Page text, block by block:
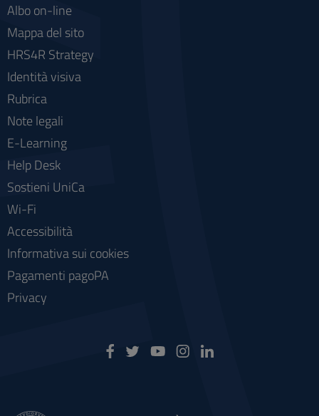
Albo on-line
Mappa del sito
HRS4R Strategy
Identità visiva
Rubrica
Note legali
E-Learning
Help Desk
Sostieni UniCa
Wi-Fi
Accessibilità
Informativa sui cookies
Pagamenti pagoPA
Privacy